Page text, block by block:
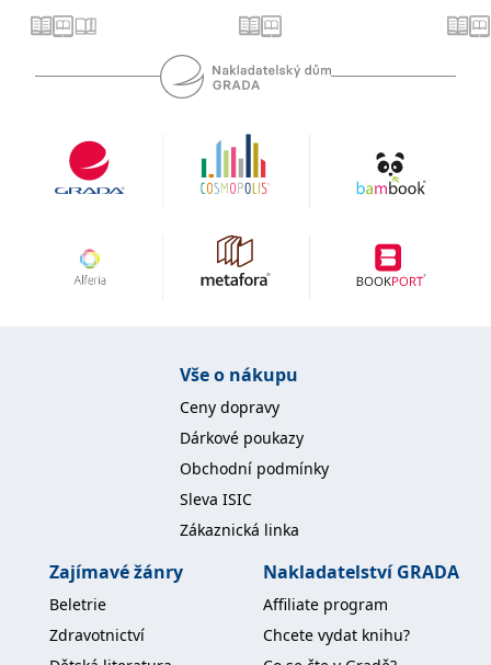
Vše o nákupu
Ceny dopravy
Dárkové poukazy
Obchodní podmínky
Sleva ISIC
Zákaznická linka
Zajímavé žánry
Beletrie
Zdravotnictví
Nakladatelství GRADA
Affiliate program
Chcete vydat knihu?